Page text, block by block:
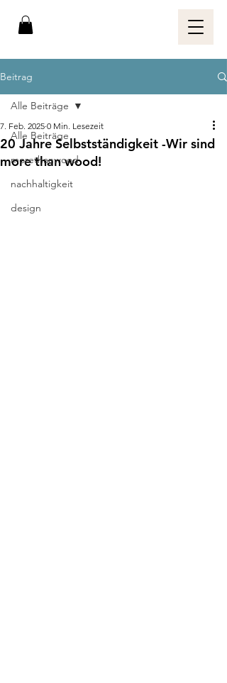
Beitrag
Alle Beiträge
morethanwood
nachhaltigkeit
design
Alle Beiträge
20 Jahre Selbstständigkeit -Wir sind
more than wood!
7. Feb. 2025 0 Min. Lesezeit